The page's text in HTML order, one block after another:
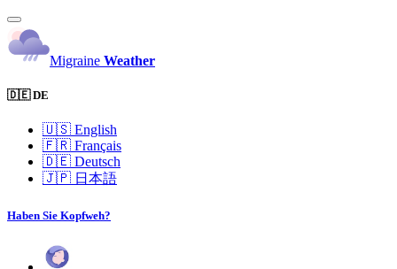
Migraine Weather
🇩🇪 DE
🇺🇸 English
🇫🇷 Français
🇩🇪 Deutsch
🇯🇵 日本語
Haben Sie Kopfweh?